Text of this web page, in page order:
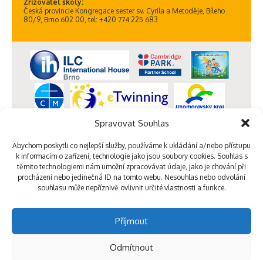
Spravovat Souhlas
Abychom poskytli co nejlepší služby, používáme k ukládání a/nebo přístupu
k informacím o zařízení, technologie jako jsou soubory cookies. Souhlas s
těmito technologiemi nám umožní zpracovávat údaje, jako je chování při
procházení nebo jedinečná ID na tomto webu. Nesouhlas nebo odvolání
souhlasu může nepříznivě ovlivnit určité vlastnosti a funkce.
Příjmout
Odmítnout
Zřizovatel školy:
Česká provincie Kongregace sester sv. Cyrila a Metoděje, Bíleho
80/9, Brno 602 00, tel: +420 774 225 683